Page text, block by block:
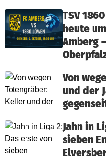
TSV
heute
Amberg
Von
und der
Jahn in
sieben